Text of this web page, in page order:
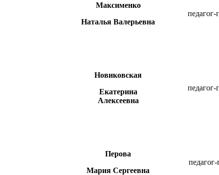
Максименко
Наталья Валерьевна
педагог-
Новиковская
Екатерина
Алексеевна
педагог-
Перова
Мария Сергеевна